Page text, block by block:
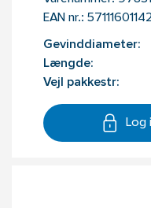
EAN nr.:
Gevinddiameter:
Længde:
Vejl pakkestr:
Log